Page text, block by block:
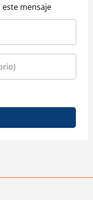
mensaje